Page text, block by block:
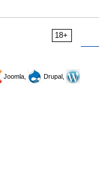
18+
Joomla,
Drupal,